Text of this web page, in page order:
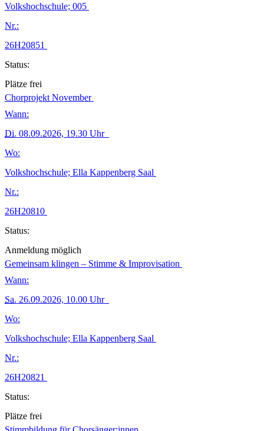
Volkshochschule; 005
Nr.:
26H20851
Status:
Plätze frei
Chorprojekt November
Wann:
Di. 08.09.2026, 19.30 Uhr
Wo:
Volkshochschule; Ella Kappenberg Saal
Nr.:
26H20810
Status:
Anmeldung möglich
Gemeinsam klingen – Stimme & Improvisation
Wann:
Sa. 26.09.2026, 10.00 Uhr
Wo:
Volkshochschule; Ella Kappenberg Saal
Nr.:
26H20821
Status:
Plätze frei